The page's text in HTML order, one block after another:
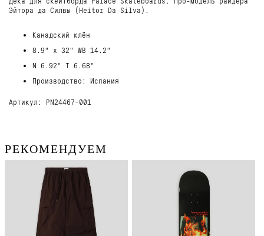
Эйтора да Силвы (Heitor Da Silva).
Канадский клён
8.9" x 32" WB 14.2"
N 6.92" T 6.68"
Производство: Испания
Артикул: PN24467-001
РЕКОМЕНДУЕМ